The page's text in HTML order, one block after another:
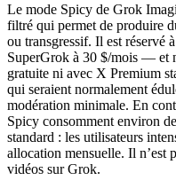
Le mode Spicy de Grok
filtré qui permet de produire
ou transgressif. Il est
SuperGrok à 30 $/mois — et
gratuite ni avec X Premium
qui seraient normalement
modération minimale. En
Spicy consomment environ
standard : les utilisateurs
allocation mensuelle. Il n’est
vidéos sur Grok.